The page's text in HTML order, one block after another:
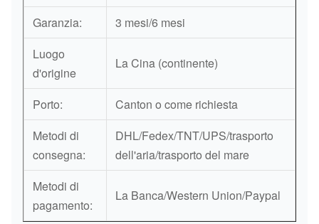
Garanzia:
3 mesi/6 mesi
Luogo
d'origine
La Cina (continente)
Porto:
Canton o come richiesta
Metodi di
consegna:
DHL/Fedex/TNT/UPS/trasporto
dell'aria/trasporto del mare
Metodi di
pagamento:
La Banca/Western Union/Paypal